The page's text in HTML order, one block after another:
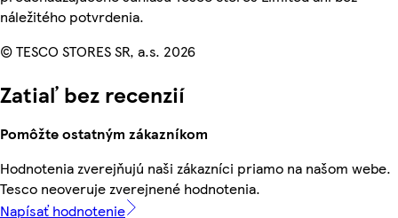
náležitého potvrdenia.
© TESCO STORES SR, a.s. 2026
Zatiaľ bez recenzií
Pomôžte ostatným zákazníkom
Hodnotenia zverejňujú naši zákazníci priamo na našom webe.
Tesco neoveruje zverejnené hodnotenia.
Napísať hodnotenie